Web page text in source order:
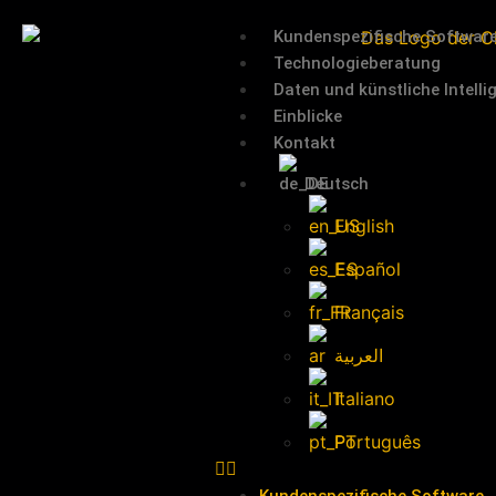
Kundenspezifische
Technologieberatung
Daten und künstliche
Einblicke
Kontakt
Deutsch
English
Español
Français
العربية
Italiano
Português